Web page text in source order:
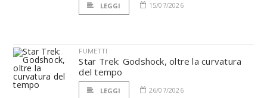
LEGGI 15/07/2026
FUMETTI
Star Trek: Godshock, oltre la curvatura
del tempo
LEGGI 26/07/2026